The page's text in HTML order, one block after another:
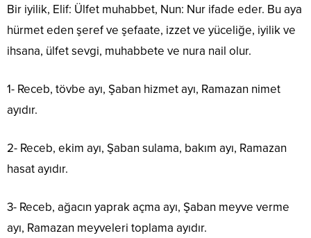
Bir iyilik, Elif: Ülfet muhabbet, Nun: Nur ifade eder. Bu aya
hürmet eden şeref ve şefaate, izzet ve yüceliğe, iyilik ve
ihsana, ülfet sevgi, muhabbete ve nura nail olur.
1- Receb, tövbe ayı, Şaban hizmet ayı, Ramazan nimet
ayıdır.
2- Receb, ekim ayı, Şaban sulama, bakım ayı, Ramazan
hasat ayıdır.
3- Receb, ağacın yaprak açma ayı, Şaban meyve verme
ayı, Ramazan meyveleri toplama ayıdır.